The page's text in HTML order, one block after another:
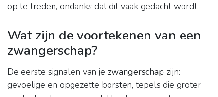
op te treden, ondanks dat dit vaak gedacht wordt.
Wat zijn de voortekenen van een
zwangerschap?
De eerste signalen van je zwangerschap zijn:
gevoelige en opgezette borsten, tepels die groter